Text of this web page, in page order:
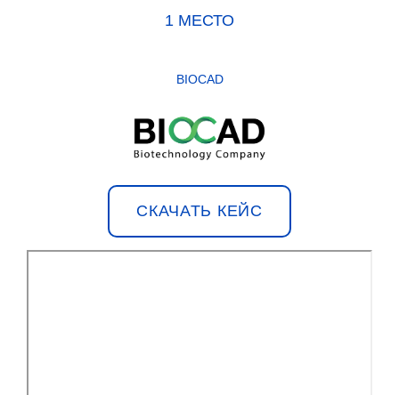
1 МЕСТО
BIOCAD
СКАЧАТЬ КЕЙС